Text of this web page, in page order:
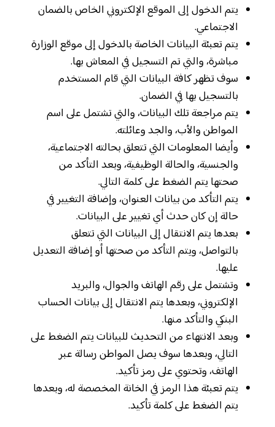
يتم الدخول إلى الموقع الإلكتروني الخاص بالضمان
الاجتماعي.
يتم تعبئة البيانات الخاصة بالدخول إلى موقع الوزارة
مباشرة، والتي تم التسجيل في المعاش بها.
سوف تظهر كافة البيانات التي قام المستخدم
بالتسجيل بها في الضمان.
يتم مراجعة تلك البيانات، والتي تشتمل على اسم
المواطن والأب، والجد وعائلته.
وأيضا المعلومات التي تتعلق بحالته الاجتماعية،
والجنسية، والحالة الوظيفية، وبعد التأكد من
صحتها يتم الضغط على كلمة التالي.
يتم التأكد من بيانات العنوان، وإضافة التغيير في
حالة إن كان حدث أي تغيير على البيانات.
بعدها يتم الانتقال إلى البيانات التي تتعلق
بالتواصل، ويتم التأكد من صحتها أو إضافة التعديل
عليها.
وتشتمل على رقم الهاتف والجوال، والبريد
الإلكتروني، وبعدها يتم الانتقال إلى بيانات الحساب
البنكي والتأكد منها.
وبعد الانتهاء من التحديث للبيانات يتم الضغط على
التالي، وبعدها سوف يصل المواطن رسالة عبر
الهاتف، وتحتوي على رمز تأكيد.
يتم تعبئة هذا الرمز في الخانة المخصصة له، وبعدها
يتم الضغط على كلمة تأكيد.